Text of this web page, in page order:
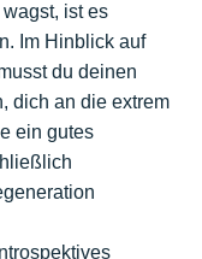
ist es
Im Hinblick auf
du deinen
dich an die extrem
ein gutes